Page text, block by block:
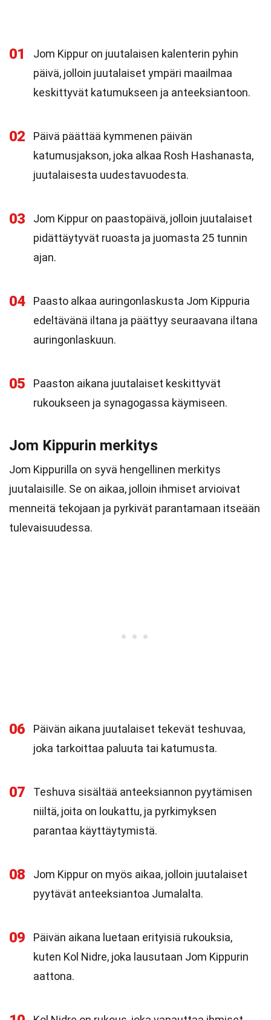
01
Jom Kippur on juutalaisen kalenterin pyhin
päivä, jolloin juutalaiset ympäri maailmaa
keskittyvät katumukseen ja anteeksiantoon.
02
Päivä päättää kymmenen päivän
katumusjakson, joka alkaa Rosh Hashanasta,
juutalaisesta uudestavuodesta.
03
Jom Kippur on paastopäivä, jolloin juutalaiset
pidättäytyvät ruoasta ja juomasta 25 tunnin
ajan.
04
Paasto alkaa auringonlaskusta Jom Kippuria
edeltävänä iltana ja päättyy seuraavana iltana
auringonlaskuun.
05
Paaston aikana juutalaiset keskittyvät
rukoukseen ja synagogassa käymiseen.
Jom Kippurin merkitys
Jom Kippurilla on syvä hengellinen merkitys
juutalaisille. Se on aikaa, jolloin ihmiset arvioivat
menneitä tekojaan ja pyrkivät parantamaan itseään
tulevaisuudessa.
06
Päivän aikana juutalaiset tekevät teshuvaa,
joka tarkoittaa paluuta tai katumusta.
07
Teshuva sisältää anteeksiannon pyytämisen
niiltä, joita on loukattu, ja pyrkimyksen
parantaa käyttäytymistä.
08
Jom Kippur on myös aikaa, jolloin juutalaiset
pyytävät anteeksiantoa Jumalalta.
09
Päivän aikana luetaan erityisiä rukouksia,
kuten Kol Nidre, joka lausutaan Jom Kippurin
aattona.